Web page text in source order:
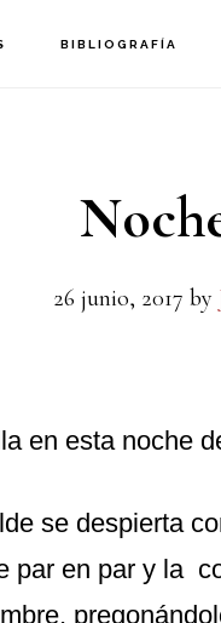
BIBLIOGRAFÍA
26 junio, 2017 by
en esta noche
se despierta
par en par y la